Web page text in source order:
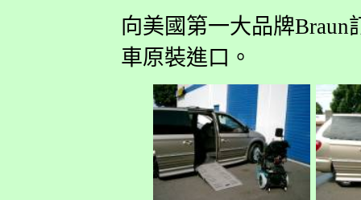
向美國第一大品牌Braun
車原裝進口。